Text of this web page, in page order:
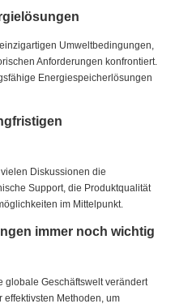
Umweltbedingungen,
Anforderungen konfrontiert.
Energiespeicherlösungen
Diskussionen die
Support, die Produktqualität
im Mittelpunkt.
immer noch wichtig
globale Geschäftswelt verändert
effektivsten Methoden, um